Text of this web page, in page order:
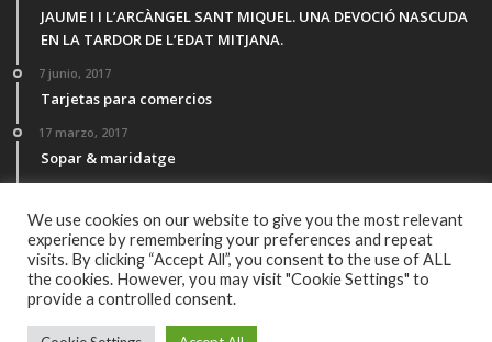
JAUME I I L’ARCÀNGEL SANT MIQUEL. UNA DEVOCIÓ NASCUDA
EN LA TARDOR DE L’EDAT MITJANA.
7 junio, 2017
Tarjetas para comercios
17 marzo, 2017
Sopar & maridatge
Menú Desgutación Segle XXI
© Copyright 2016, Todos los derechos reservados por All Rights
We use cookies on our website to give you the most relevant
experience by remembering your preferences and repeat
visits. By clicking “Accept All”, you consent to the use of ALL
the cookies. However, you may visit "Cookie Settings" to
provide a controlled consent.